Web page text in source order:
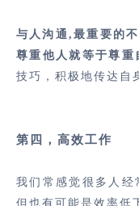
与人沟通,最重要的
尊重他人就等于尊重
技巧，积极地传达自
第四， 高效工作
我们常感觉很多人经
但也有可能是效率低